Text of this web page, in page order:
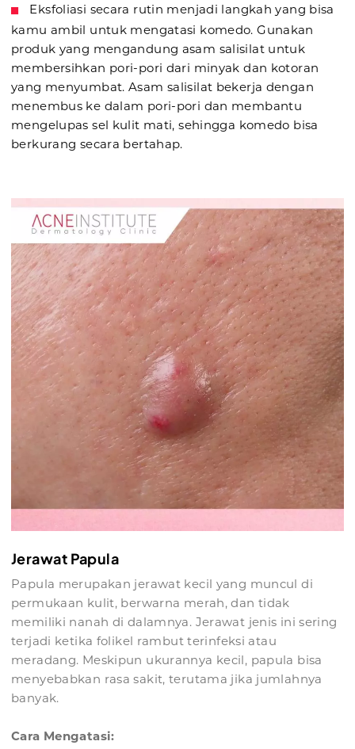
Eksfoliasi secara rutin menjadi langkah yang bisa
kamu ambil untuk mengatasi komedo. Gunakan
produk yang mengandung asam salisilat untuk
membersihkan pori-pori dari minyak dan kotoran
yang menyumbat. Asam salisilat bekerja dengan
menembus ke dalam pori-pori dan membantu
mengelupas sel kulit mati, sehingga komedo bisa
berkurang secara bertahap.
Jerawat Papula
Papula merupakan jerawat kecil yang muncul di
permukaan kulit, berwarna merah, dan tidak
memiliki nanah di dalamnya. Jerawat jenis ini sering
terjadi ketika folikel rambut terinfeksi atau
meradang. Meskipun ukurannya kecil, papula bisa
menyebabkan rasa sakit, terutama jika jumlahnya
banyak.
Cara Mengatasi: